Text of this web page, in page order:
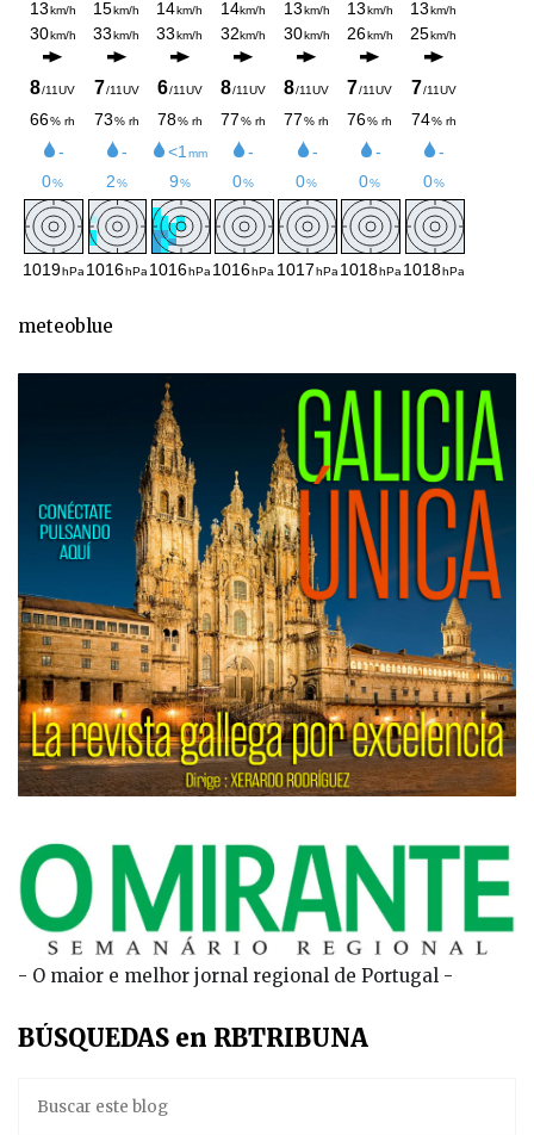
meteoblue
- O maior e melhor jornal regional de Portugal -
BÚSQUEDAS en RBTRIBUNA